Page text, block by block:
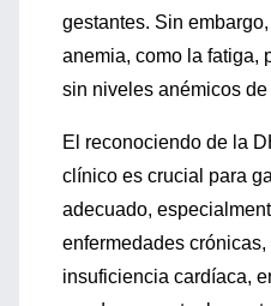
gestantes. Sin
anemia, como la fatiga,
sin niveles anémicos de
El reconociendo de la
clínico es crucial para
adecuado,
enfermedades crónicas,
insuficiencia cardíaca,